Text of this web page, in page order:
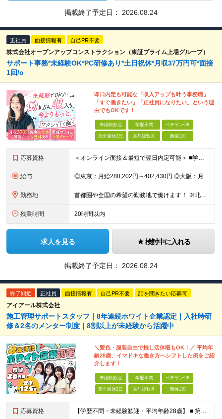
掲載終了予定日： 2026.08.24
正社員 面接情報有 自己PR不要
株式会社オープンアップコンストラクション（東証プライム上場グループ）
サポート事務*未経験OK*PC研修あり*土日祝休*月収37万円可*面接
1回/o
即日内定も可能な「収入アップも叶う事務職」
「すぐ働きたい」「正社員になりたい」という理
由でもOKです！
未経験歓迎 学歴不問 ベテランOK
完全週休2日 賞与複数月 面接1回
応募資格 ＜オンライン面接＆最短で翌日内定可能＞ ■学歴不問 ■未経験・第二新卒・正社員初挑戦の方、大歓迎！ ★9割以上の社員が未経験からのスタートです ★アルバイト経験のみという方も活躍しています ◇志望理
給与 ◎東京：月給280,202円～402,430円 ◎大阪：月給269,824円～392,052円 ◎名古屋：月給285,967円～408,195円 ◎その他：月給265,212円～387,440円 ※
勤務地 首都圏や全国の希望の勤務地で働けます！ ※北海道・東北・関東・北信越・関西・東海・中国・四国・九州・沖縄県 ★希望を考慮します ★UIターン歓迎／転勤なし
残業時間 20時間以内
求人を見る 検討中に入れる
掲載終了予定日： 2026.08.24
終了間近 正社員 面接情報有 自己PR不要 話を聞きたい応募可
アイアール株式会社
施工管理サポートスタッフ｜8年連続ホワイト企業認定｜入社時研
修＆2名のメンター制度｜8割以上が未経験から活躍中
＼髪色・服装自由で推し活休暇もOK！／ 平均年
齢28歳、イマドキな働き方へシフトした例をご紹
介します！
未経験歓迎 学歴不問 ベテランOK
完全週休2日 賞与複数月 面接1回
応募資格 【学歴不問・未経験歓迎・平均年齢28歳】 ■ 第二新卒歓迎 ■ フリーター・社会人未経験OK ＼「アイアールで人生ワンチャンつかんでほしい！」／ …こんな社長の想いから 経験よりも人柄を重視した採用